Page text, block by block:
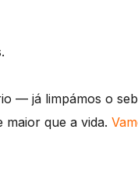
— já limpámos o
maior que a vida.